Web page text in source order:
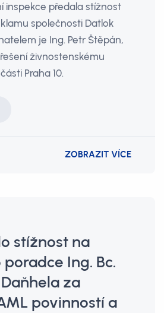
inspekce předala stížnost
společnosti Datlok
je Ing. Petr Štěpán,
řešení živnostenskému
Praha 10.
ZOBRAZIT VÍCE
stížnost na
Ing. Bc.
za
povinností a